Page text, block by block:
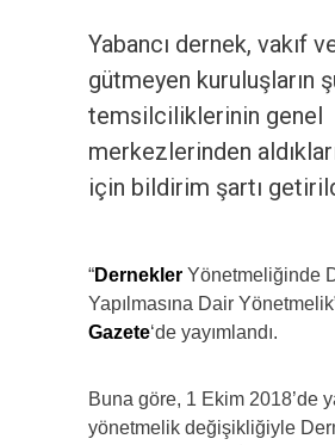
Yabancı dernek, vakıf
gütmeyen kuruluşların
temsilciliklerinin genel
merkezlerinden
için bildirim şartı
“Dernekler Yönetmeliğinde
Yapılmasına Dair
Gazete‘de yayımlandı.
Buna göre, 1 Ekim 2018’de
yönetmelik değişikliğiyle